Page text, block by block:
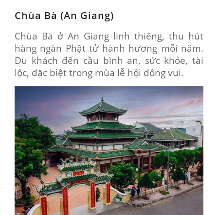
Chùa Bà (An Giang)
Chùa Bà ở An Giang linh thiêng, thu hút
hàng ngàn Phật tử hành hương mỗi năm.
Du khách đến cầu bình an, sức khỏe, tài
lộc, đặc biệt trong mùa lễ hội đông vui.